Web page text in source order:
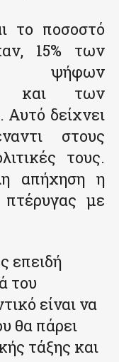
το ποσοστό
15% των
και των
δείχνει
στους
τους.
απήχηση η
πτέρυγας με
επειδή
του
είναι να
θα πάρει
τάξης και